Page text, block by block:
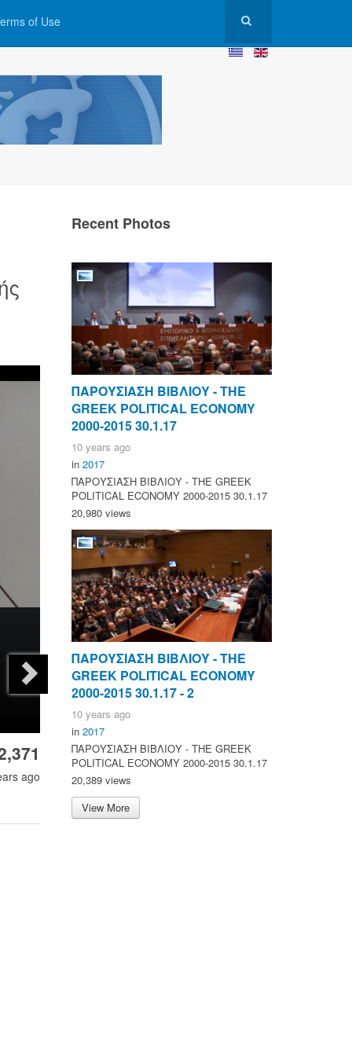
of Use
ago
Recent Photos
ΠΑΡΟΥΣΙΑΣΗ ΒΙΒΛΙΟΥ - ΤΗΕ
GREEK POLITICAL ECONOMY
2000-2015 30.1.17
10 years ago
in 2017
ΠΑΡΟΥΣΙΑΣΗ ΒΙΒΛΙΟΥ - ΤΗΕ GREEK
POLITICAL ECONOMY 2000-2015 30.1.17
20,980 views
ΠΑΡΟΥΣΙΑΣΗ ΒΙΒΛΙΟΥ - ΤΗΕ
GREEK POLITICAL ECONOMY
2000-2015 30.1.17 - 2
10 years ago
in 2017
ΠΑΡΟΥΣΙΑΣΗ ΒΙΒΛΙΟΥ - ΤΗΕ GREEK
POLITICAL ECONOMY 2000-2015 30.1.17
20,389 views
View More